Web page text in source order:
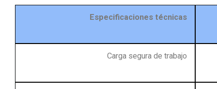
Especificaciones técnicas
Carga segura de trabajo